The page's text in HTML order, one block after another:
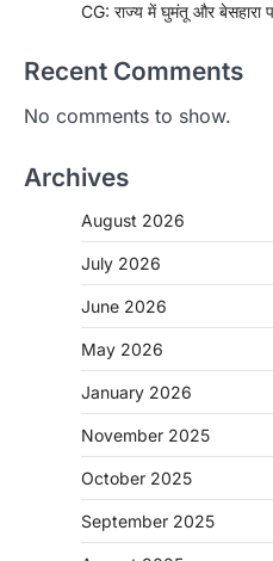
CG: राज्य में घुमंतू और बेसहारा
Recent Comments
No comments to show.
Archives
August 2026
July 2026
June 2026
May 2026
January 2026
November 2025
October 2025
September 2025
CG: शराब
विभाग का